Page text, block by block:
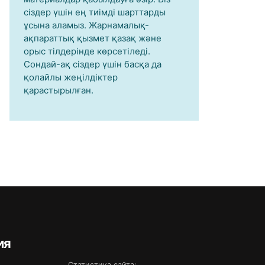
сіздер үшін ең тиімді шарттарды
ұсына аламыз. Жарнамалық-
ақпараттық қызмет қазақ және
орыс тілдерінде көрсетіледі.
Сондай-ақ сіздер үшін басқа да
қолайлы жеңілдіктер
қарастырылған.